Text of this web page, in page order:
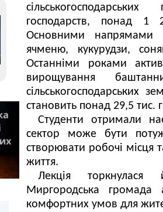
господарств, понад 1
Основними напрямами
ячменю, кукурудзи,
Останніми роками
вирощування
сільськогосподарських
становить понад 29,5 тис.
Студенти отримали
сектор може бути
створювати робочі місця
життя.
Лекція
Миргородська
комфортних умов для